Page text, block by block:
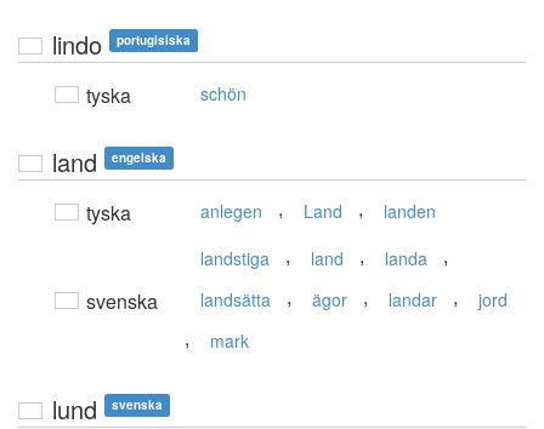
lindo portugisiska
tyska schön
land engelska
tyska anlegen , Land , landen
svenska
landstiga , land , landa ,
landsätta , ägor , landar , jord
, mark
lund svenska